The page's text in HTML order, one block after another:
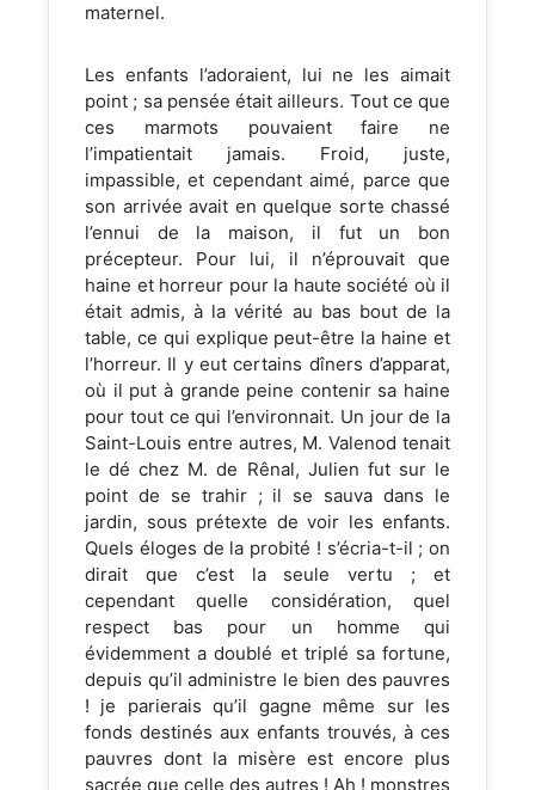
maternel.
Les enfants l’adoraient, lui ne les aimait
point ; sa pensée était ailleurs. Tout ce que
ces marmots pouvaient faire ne
l’impatientait jamais. Froid, juste,
impassible, et cependant aimé, parce que
son arrivée avait en quelque sorte chassé
l’ennui de la maison, il fut un bon
précepteur. Pour lui, il n’éprouvait que
haine et horreur pour la haute société où il
était admis, à la vérité au bas bout de la
table, ce qui explique peut-être la haine et
l’horreur. Il y eut certains dîners d’apparat,
où il put à grande peine contenir sa haine
pour tout ce qui l’environnait. Un jour de la
Saint-Louis entre autres, M. Valenod tenait
le dé chez M. de Rênal, Julien fut sur le
point de se trahir ; il se sauva dans le
jardin, sous prétexte de voir les enfants.
Quels éloges de la probité ! s’écria-t-il ; on
dirait que c’est la seule vertu ; et
cependant quelle considération, quel
respect bas pour un homme qui
évidemment a doublé et triplé sa fortune,
depuis qu’il administre le bien des pauvres
! je parierais qu’il gagne même sur les
fonds destinés aux enfants trouvés, à ces
pauvres dont la misère est encore plus
sacrée que celle des autres ! Ah ! monstres